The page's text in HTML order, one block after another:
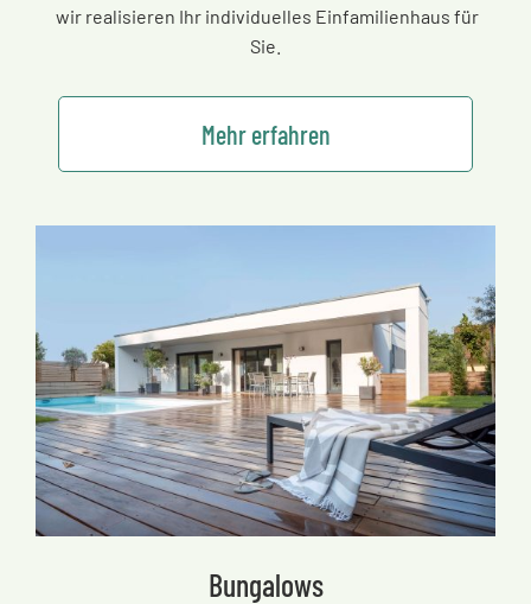
wir realisieren Ihr individuelles Einfamilienhaus für
Sie.
Mehr erfahren
Bungalows